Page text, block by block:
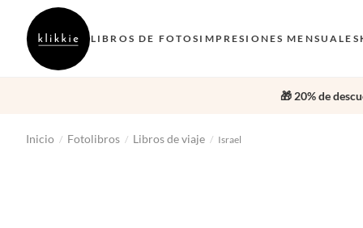
LIBROS DE FOTOS IMPRESIONES MENSUALES
🎁 20% de
Inicio / Fotolibros / Libros de viaje / Israel